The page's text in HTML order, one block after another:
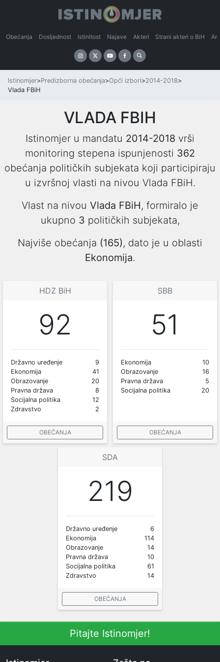
Obećanja Dosljednost Istinitost Najave Akteri Strani akteri o BiH
Istinomjer>Predizborna obećanja>Opći izbori>2014-2018>
Vlada FBiH
VLADA FBIH
Istinomjer u mandatu 2014-2018 vrši
monitoring stepena ispunjenosti 362
obećanja političkih subjekata koji participiraju
u izvršnoj vlasti na nivou Vlada FBiH.
Vlast na nivou Vlada FBiH, formiralo je
ukupno 3 političkih subjekata,
Najviše obećanja (165), dato je u oblasti
Ekonomija.
HDZ BiH
92
Državno uređenje
9
Ekonomija
41
Obrazovanje
20
Pravna država
8
Socijalna politika
12
Zdravstvo
2
OBEĆANJA
SBB
51
Ekonomija
10
Obrazovanje
16
Pravna država
5
Socijalna politika
20
OBEĆANJA
SDA
219
Državno uređenje
6
Ekonomija
114
Obrazovanje
14
Pravna država
10
Socijalna politika
61
Zdravstvo
14
OBEĆANJA
Pitajte Istinomjer!